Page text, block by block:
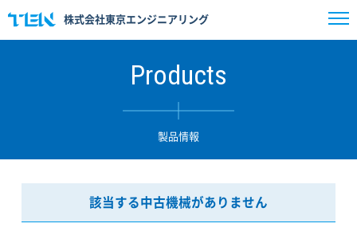
株式会社東京エンジニアリング
Products
製品情報
該当する中古機械がありません